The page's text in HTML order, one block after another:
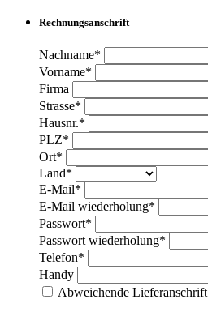
Rechnungsanschrift
Nachname*
Vorname*
Firma
Strasse*
Hausnr.*
PLZ*
Ort*
Land*
E-Mail*
E-Mail wiederholung*
Passwort*
Passwort wiederholung*
Telefon*
Handy
Abweichende Lieferanschrift